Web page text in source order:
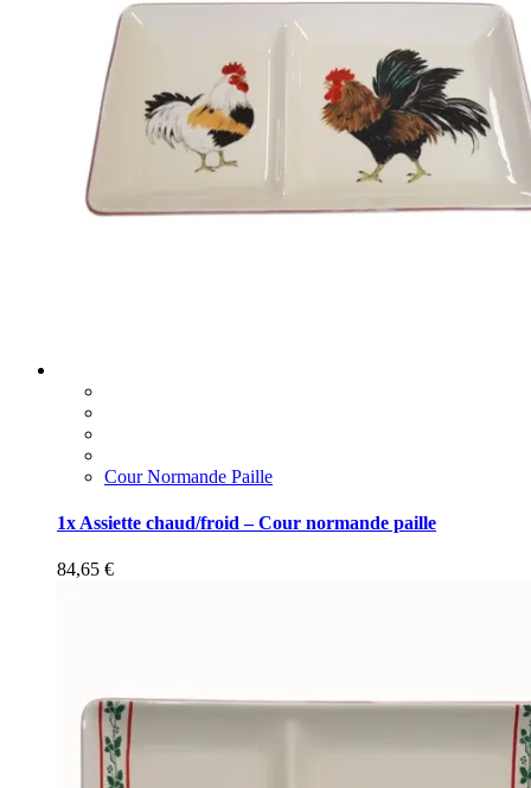
Cour Normande Paille
1x Assiette chaud/froid – Cour normande paille
84,65 €